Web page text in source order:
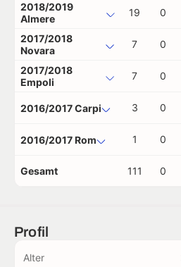
2018/2019
Almere
19 0
2017/2018
Novara
7 0
2017/2018
Empoli
7 0
2016/2017 Carpi 3 0
2016/2017 Rom 1 0
Gesamt 111 0
Profil
Alter